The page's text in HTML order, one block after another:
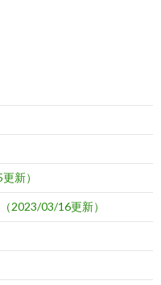
新）
2023/03/16更新）